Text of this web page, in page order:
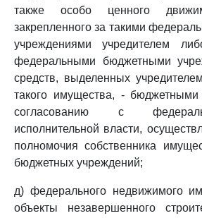
также особо ценного
закрепленного за такими
учреждениями учредителем
федеральными бюджетными
средств, выделенных
такого имущества, -
согласованию с
исполнительной власти,
полномочия собственника
бюджетных учреждений;
д) федерального недвижимого
объекты незавершенного